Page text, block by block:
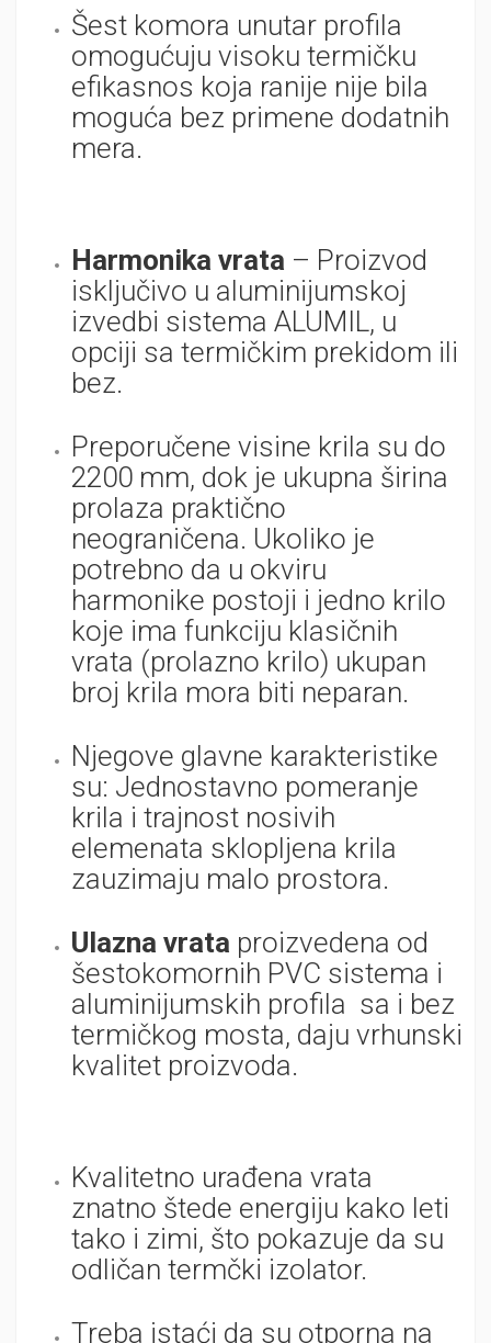
Šest komora unutar profila
omogućuju visoku termičku
efikasnos koja ranije nije bila
moguća bez primene dodatnih
mera.
Harmonika vrata – Proizvod
isključivo u aluminijumskoj
izvedbi sistema ALUMIL, u
opciji sa termičkim prekidom ili
bez.
Preporučene visine krila su do
2200 mm, dok je ukupna širina
prolaza praktično
neograničena. Ukoliko je
potrebno da u okviru
harmonike postoji i jedno krilo
koje ima funkciju klasičnih
vrata (prolazno krilo) ukupan
broj krila mora biti neparan.
Njegove glavne karakteristike
su: Jednostavno pomeranje
krila i trajnost nosivih
elemenata sklopljena krila
zauzimaju malo prostora.
Ulazna vrata proizvedena od
šestokomornih PVC sistema i
aluminijumskih profila sa i bez
termičkog mosta, daju vrhunski
kvalitet proizvoda.
Kvalitetno urađena vrata
znatno štede energiju kako leti
tako i zimi, što pokazuje da su
odličan termčki izolator.
Treba istaći da su otporna na